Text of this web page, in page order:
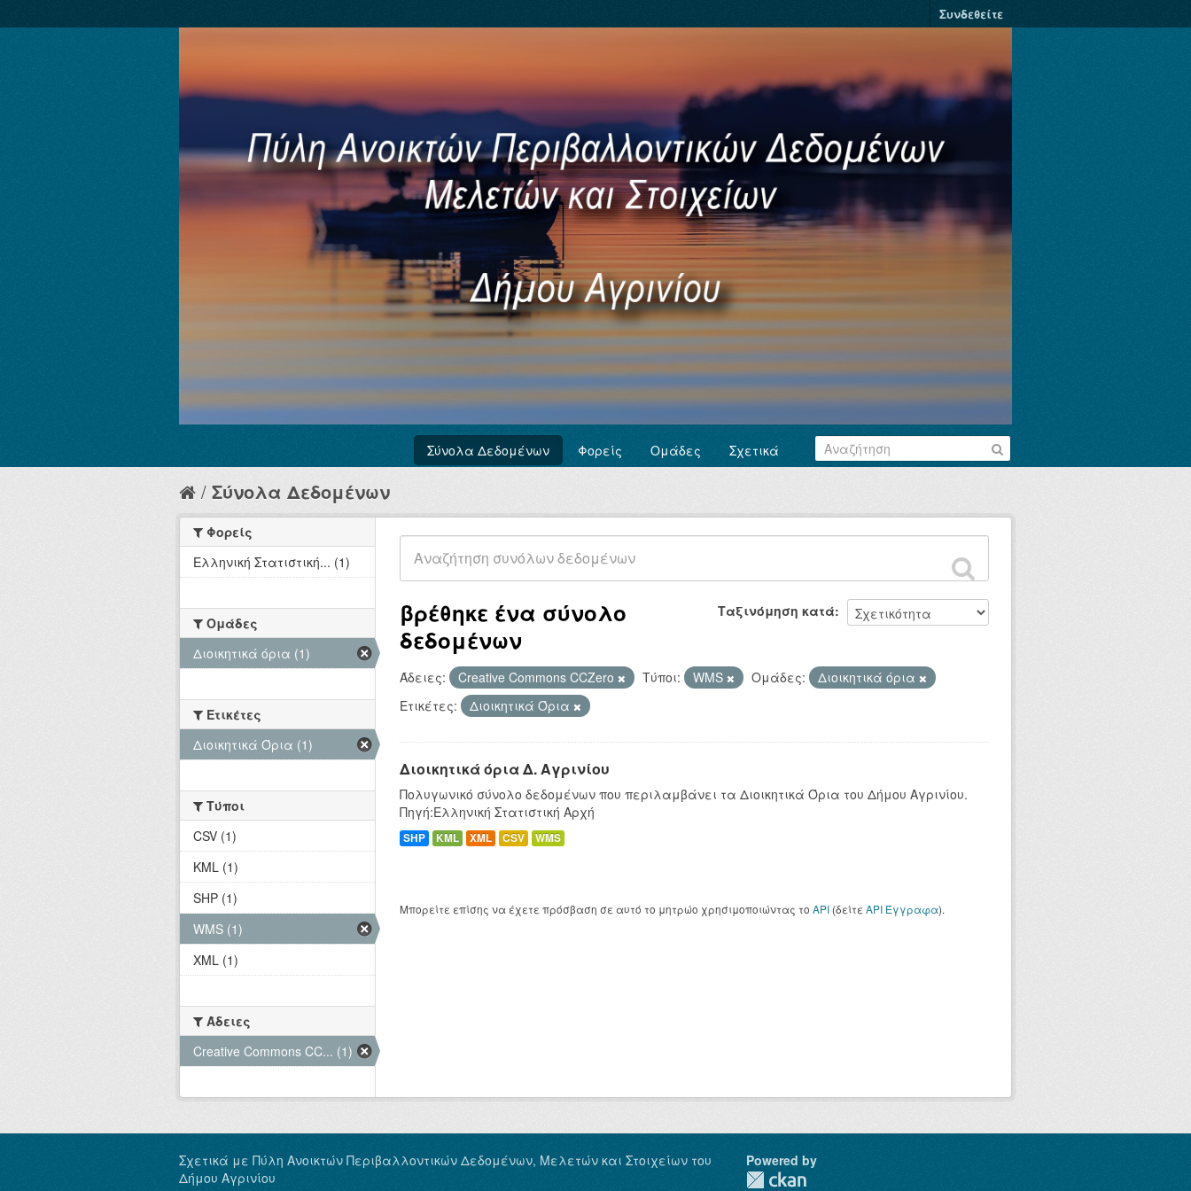
Συνδεθείτε
Σύνολα Δεδομένων Φορείς Ομάδες Σχετικά
Σύνολα Δεδομένων
Ταξινόμηση κατά
βρέθηκε ένα σύνολο
δεδομένων
Άδειες: Creative Commons CCZero Τύποι: WMS Ομάδες:
Διοικητικά όρια
Ετικέτες:
Διοικητικά Όρια
Διοικητικά όρια Δ. Αγρινίου
Πολυγωνικό σύνολο δεδομένων που περιλαμβάνει τα Διοικητικά Όρια του Δήμου Αγρινίου.
Πηγή:Ελληνική Στατιστική Αρχή
SHP KML XML CSV WMS
Μπορείτε επίσης να έχετε πρόσβαση σε αυτό το μητρώο χρησιμοποιώντας το API (δείτε API Έγγραφα).
Φορείς
Ελληνική Στατιστική... (1)
Ομάδες
Διοικητικά όρια (1)
Ετικέτες
Διοικητικά Όρια (1)
Τύποι
CSV (1)
KML (1)
SHP (1)
WMS (1)
XML (1)
Άδειες
Creative Commons CC... (1)
Σχετικά με Πύλη Ανοικτών Περιβαλλοντικών Δεδομένων, Μελετών και Στοιχείων του
Δήμου Αγρινίου
Powered by